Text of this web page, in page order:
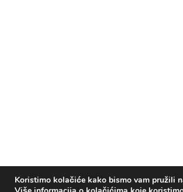
Koristimo kolačiće kako bismo vam pružili